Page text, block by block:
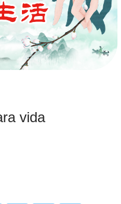
vida